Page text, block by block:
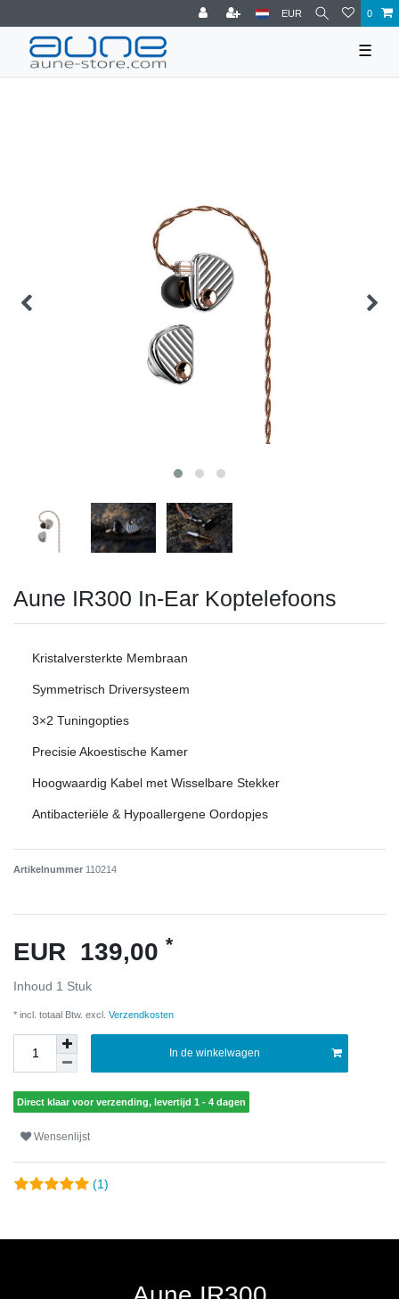
EUR 0
☰
Aune IR300 In-Ear Koptelefoons
Kristalversterkte Membraan
Symmetrisch Driversysteem
3×2 Tuningopties
Precisie Akoestische Kamer
Hoogwaardig Kabel met Wisselbare Stekker
Antibacteriële & Hypoallergene Oordopjes
Artikelnummer 110214
EUR 139,00 *
Inhoud 1 Stuk
* incl. totaal Btw. excl. Verzendkosten
In de winkelwagen
Direct klaar voor verzending, levertijd 1 - 4 dagen
Wensenlijst
(1)